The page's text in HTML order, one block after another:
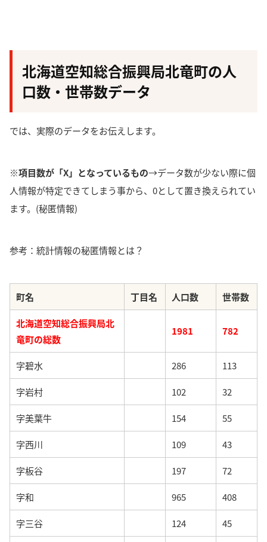
北海道空知総合振興局北竜町の人
口数・世帯数データ
では、実際のデータをお伝えします。
※項目数が「X」となっているもの→データ数が少ない際に個
人情報が特定できてしまう事から、0として置き換えられてい
ます。(秘匿情報)
参考：統計情報の秘匿情報とは？
町名 丁目名 人口数 世帯数
北海道空知総合振興局北
竜町の総数
1981 782
字碧水 286 113
字岩村 102 32
字美葉牛 154 55
字西川 109 43
字板谷 197 72
字和 965 408
字三谷 124 45